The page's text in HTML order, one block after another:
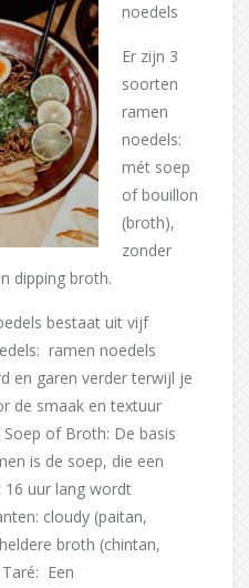
noedels
Er zijn 3
soorten
ramen
noedels:
mét soep
of bouillon
(broth),
zonder
dipping broth.
bestaat uit vijf
ramen noedels
en garen verder terwijl je
de smaak en textuur
of Broth: De basis
is de soep, die een
uur lang wordt
cloudy (paitan,
broth (chintan,
Een